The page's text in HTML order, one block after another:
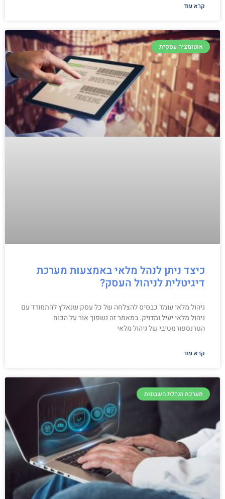
קרא עוד
אוטומציה עסקית
כיצד ניתן לנהל מלאי באמצעות מערכת
דיגיטלית לניהול העסק?
ניהול מלאי עומד כבסיס להצלחה של כל עסק שנאלץ להתמודד עם
ניהול מלאי יעיל ומדויק. במאמר זה נשפוך אור על הכוח
הטרנספורמטיבי של ניהול מלאי
קרא עוד
מערכת הנהלת חשבונות